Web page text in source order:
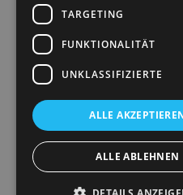
© Visit Lillehammer 2026.
TARGETING
FUNKTIONALITÄT
UNKLASSIFIZIERTE
ALLE
ALLE ABLEHNEN